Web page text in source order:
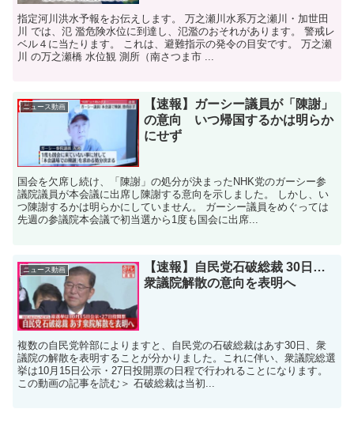
指定河川洪水予報をお伝えします。 万之瀬川水系万之瀬川・加世田
川 では、氾 濫危険水位に到達し、氾濫のおそれがあります。 警戒レ
ベル４に当たります。 これは、避難指示の発令の目安です。 万之瀬
川 の万之瀬橋 水位観 測所（南さつま市 ...
ニュース動画
【速報】ガーシー議員が「陳謝」
の意向 いつ帰国するかは明らか
にせず
国会を欠席し続け、「陳謝」の処分が決まったNHK党のガーシー参
議院議員が本会議に出席し陳謝する意向を示しました。 しかし、い
つ陳謝するかは明らかにしていません。 ガーシー議員をめぐっては
先週の参議院本会議で初当選から1度も国会に出席...
ニュース動画
【速報】自民党石破総裁 30日…
衆議院解散の意向を表明へ
複数の自民党幹部によりますと、自民党の石破総裁はあす30日、衆
議院の解散を表明することが分かりました。これに伴い、衆議院総選
挙は10月15日公示・27日投開票の日程で行われることになります。
この動画の記事を読む＞ 石破総裁は当初...